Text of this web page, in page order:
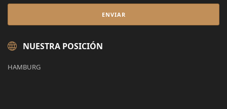
NUESTRA POSICIÓN
HAMBURG